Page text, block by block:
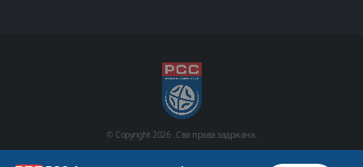
© Copyright2026 . Сва права задржана.